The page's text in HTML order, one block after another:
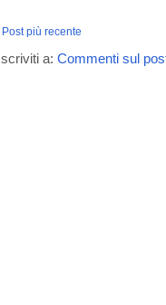
Post più recente
Iscriviti a: Commenti sul